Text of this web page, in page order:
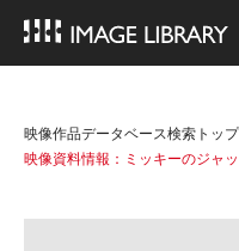
映像作品データベース検索トップ
映像資料情報：ミッキーのジャ